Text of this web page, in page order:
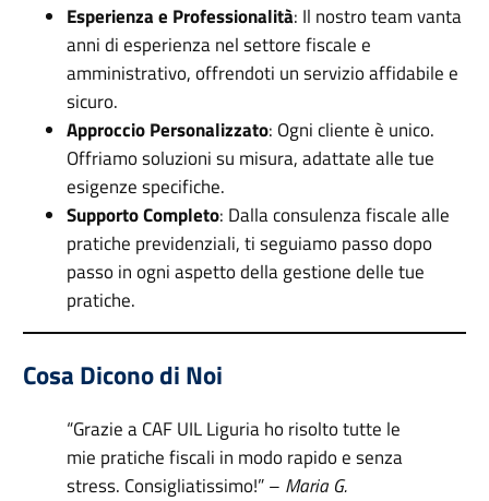
Esperienza e Professionalità: Il nostro team vanta
anni di esperienza nel settore fiscale e
amministrativo, offrendoti un servizio affidabile e
sicuro.
Approccio Personalizzato: Ogni cliente è unico.
Offriamo soluzioni su misura, adattate alle tue
esigenze specifiche.
Supporto Completo: Dalla consulenza fiscale alle
pratiche previdenziali, ti seguiamo passo dopo
passo in ogni aspetto della gestione delle tue
pratiche.
Cosa Dicono di Noi
“Grazie a CAF UIL Liguria ho risolto tutte le
mie pratiche fiscali in modo rapido e senza
stress. Consigliatissimo!” – Maria G.